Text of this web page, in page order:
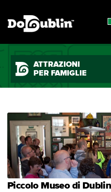
ATTRAZIONI
PER FAMIGLIE
Piccolo Museo di